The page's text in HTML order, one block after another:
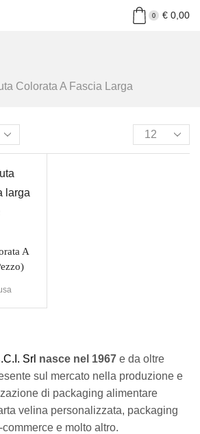
0 €0,00
Colorata A Fascia Larga
A
Srl nasce nel 1967 e da oltre
sul mercato nella produzione e
di packaging alimentare
velina personalizzata, packaging
commerce e molto altro.